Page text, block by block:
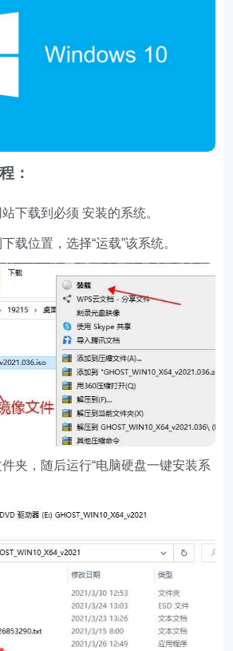
：
下载到必须 安装的系统。
载位置，选择“运载”该系统。
夹，随后运行“电脑硬盘一键安装系